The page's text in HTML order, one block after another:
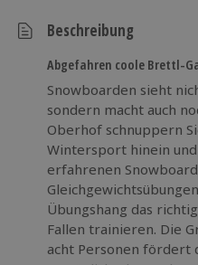
Beschreibung
Abgefahren coole Brettl-
Snowboarden sieht
sondern macht auch
Oberhof schnuppern
Wintersport hinein
erfahrenen
Übungshang das
Fallen trainieren. Die
acht Personen fördert